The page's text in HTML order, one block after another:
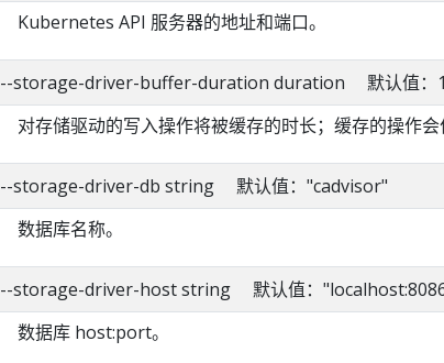
Kubernetes API 服务器的地址和端口。
--storage-driver-buffer-duration duration 默认值：
对存储驱动的写入操作将被缓存的时长；缓存的操作
--storage-driver-db string 默认值："cadvisor"
数据库名称。
--storage-driver-host string 默认值：
数据库 host:port。